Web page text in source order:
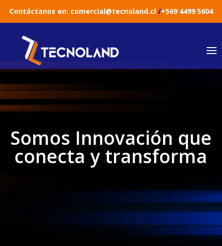
Contáctanos en: comercial@tecnoland.cl /+569 4499 5604
Somos Innovación que
conecta y transforma